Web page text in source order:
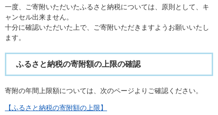
一度、ご寄附いただいたふるさと納税については、原則として、キ
ャンセル出来ません。
十分に確認いただいた上で、ご寄附いただきますようお願いいたし
ます。
ふるさと納税の寄附額の上限の確認
寄附の年間上限額については、次のページよりご確認ください。
【ふるさと納税の寄附額の上限】